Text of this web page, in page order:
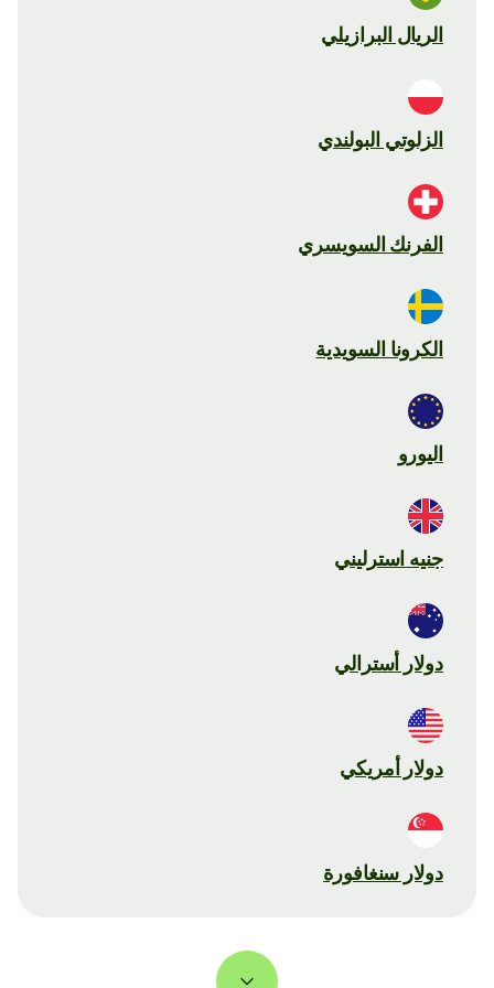
الريال البرازيلي
الزلوتي البولندي
الفرنك السويسري
الكرونا السويدية
اليورو
جنيه استرليني
دولار أسترالي
دولار أمريكي
دولار سنغافورة